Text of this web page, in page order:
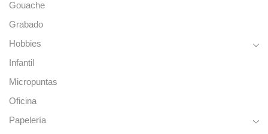
Gouache
Grabado
Hobbies
Infantil
Micropuntas
Oficina
Papelería